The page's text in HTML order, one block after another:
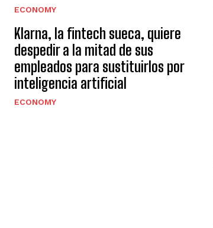
ECONOMY
Klarna, la fintech sueca, quiere
despedir a la mitad de sus
empleados para sustituirlos por
inteligencia artificial
ECONOMY